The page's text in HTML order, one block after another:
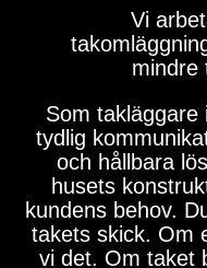
Vi
mindre
Som
tydlig
och hållbara
husets
kundens behov.
takets skick. Om
vi det. Om taket